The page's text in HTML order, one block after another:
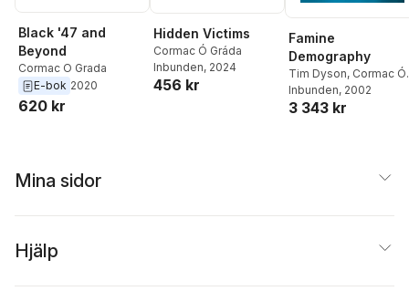
Black '47 and
Beyond
Cormac O Grada
E-bok 2020
620 kr
Hidden Victims
Cormac Ó Gráda
Inbunden, 2024
456 kr
Famine
Demography
Tim Dyson, Cormac Ó
Gráda
Inbunden, 2002
3 343 kr
Mina sidor
Hjälp